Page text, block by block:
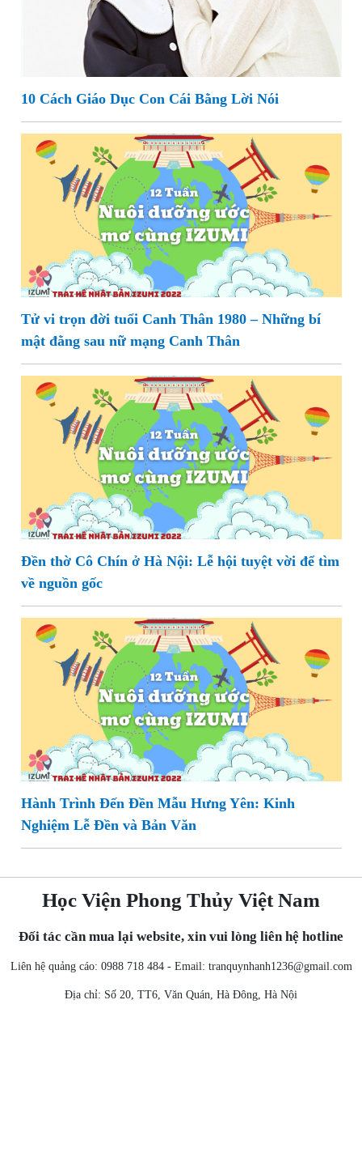
10 Cách Giáo Dục Con Cái Bằng Lời Nói
Tử vi trọn đời tuổi Canh Thân 1980 – Những bí
mật đằng sau nữ mạng Canh Thân
Đền thờ Cô Chín ở Hà Nội: Lễ hội tuyệt vời để tìm
về nguồn gốc
Hành Trình Đến Đền Mẫu Hưng Yên: Kinh
Nghiệm Lễ Đền và Bản Văn
Học Viện Phong Thủy Việt Nam
Đối tác cần mua lại website, xin vui lòng liên hệ hotline
Liên hệ quảng cáo: 0988 718 484 - Email: tranquynhanh1236@gmail.com
Địa chỉ: Số 20, TT6, Văn Quán, Hà Đông, Hà Nội